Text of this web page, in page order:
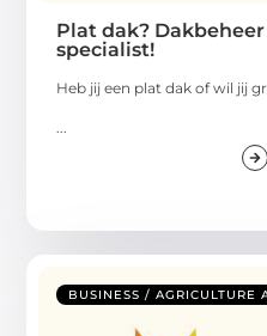
Plat dak?
specialist!
Heb jij een plat dak of wil jij
BUSINESS / AGRICULTURE